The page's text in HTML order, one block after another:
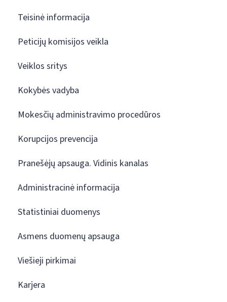
Teisinė informacija
Peticijų komisijos veikla
Veiklos sritys
Kokybės vadyba
Mokesčių administravimo procedūros
Korupcijos prevencija
Pranešėjų apsauga. Vidinis kanalas
Administracinė informacija
Statistiniai duomenys
Asmens duomenų apsauga
Viešieji pirkimai
Karjera